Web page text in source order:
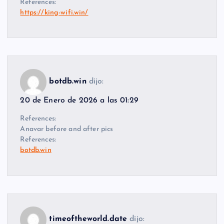
References:
https://king-wifi.win/
botdb.win dijo:
20 de Enero de 2026 a las 01:29
References:
Anavar before and after pics
References:
botdb.win
timeoftheworld.date dijo: